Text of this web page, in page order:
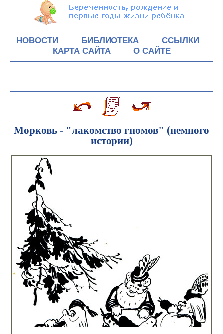
НОВОСТИ БИБЛИОТЕКА
ССЫЛКИ
КАРТА САЙТА
О САЙТЕ
Морковь - "лакомство гномов" (немного
истории)